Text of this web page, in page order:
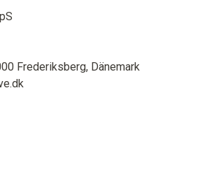
Frederiksberg, Dänemark